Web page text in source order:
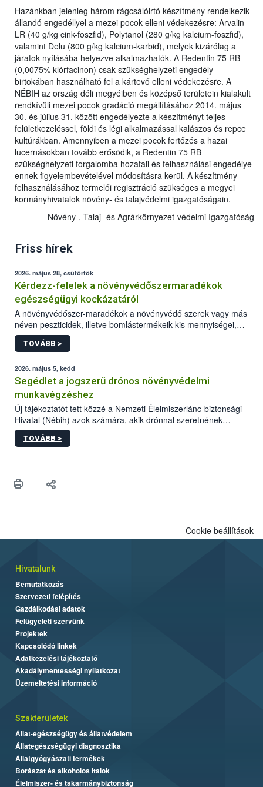
Hazánkban jelenleg három rágcsálóirtó készítmény rendelkezik
állandó engedéllyel a mezei pocok elleni védekezésre: Arvalin
LR (40 g/kg cink-foszfid), Polytanol (280 g/kg kalcium-foszfid),
valamint Delu (800 g/kg kalcium-karbid), melyek kizárólag a
járatok nyílásába helyezve alkalmazhatók. A Redentin 75 RB
(0,0075% klórfacinon) csak szükséghelyzeti engedély
birtokában használható fel a kártevő elleni védekezésre. A
NÉBIH az ország déli megyéiben és középső területein kialakult
rendkívüli mezei pocok gradáció megállításához 2014. május
30. és július 31. között engedélyezte a készítményt teljes
felületkezeléssel, földi és légi alkalmazással kalászos és repce
kultúrákban. Amennyiben a mezei pocok fertőzés a hazai
lucernásokban tovább erősödik, a Redentin 75 RB
szükséghelyzeti forgalomba hozatali és felhasználási engedélye
ennek figyelembevételével módosításra kerül. A készítmény
felhasználásához termelői regisztráció szükséges a megyei
kormányhivatalok növény- és talajvédelmi igazgatóságain.
Növény-, Talaj- és Agrárkörnyezet-védelmi Igazgatóság
Friss hírek
2026. május 28, csütörtök
Kérdezz-felelek a növényvédőszermaradékok
egészségügyi kockázatáról
A növényvédőszer-maradékok a növényvédő szerek vagy más
néven peszticidek, illetve bomlástermékeik kis mennyiségei,
melyek a terményekben vagy azok felületén a betakarítást,
szüretelést, illetve tárolást követően is megmaradhatnak. Az
mennyiségének esetenként a kezelt terményeken is jelen kell
lennie. Nem minden élelmiszer tartalmaz szermaradékot.
Azokban az élelmiszerekben is, melyekben kimutathatóak,
általában csak nagyon kis mennyiségben vannak jelen, így nem
jelenthetnek kockázatot a fogyasztó egészségére nézve.
TOVÁBB >
2026. május 5, kedd
Segédlet a jogszerű drónos növényvédelmi
munkavégzéshez
Új tájékoztatót tett közzé a Nemzeti Élelmiszerlánc-biztonsági
Hivatal (Nébih) azok számára, akik drónnal szeretnének
növényvédelmi vagy tápanyag-gazdálkodási tevékenységet
végezni Magyarországon. Az összefoglaló részletesen
műszaki és hatósági feltételek.
TOVÁBB >
Cookie beállítások
Hivatalunk
Bemutatkozás
Szervezeti felépítés
Gazdálkodási adatok
Felügyeleti szervünk
Projektek
Kapcsolódó linkek
Adatkezelési tájékoztató
Akadálymentességi nyilatkozat
Üzemeltetési információ
Szakterületek
Állat-egészségügy és állatvédelem
Állategészségügyi diagnosztika
Állatgyógyászati termékek
Borászat és alkoholos italok
Élelmiszer- és takarmánybiztonság